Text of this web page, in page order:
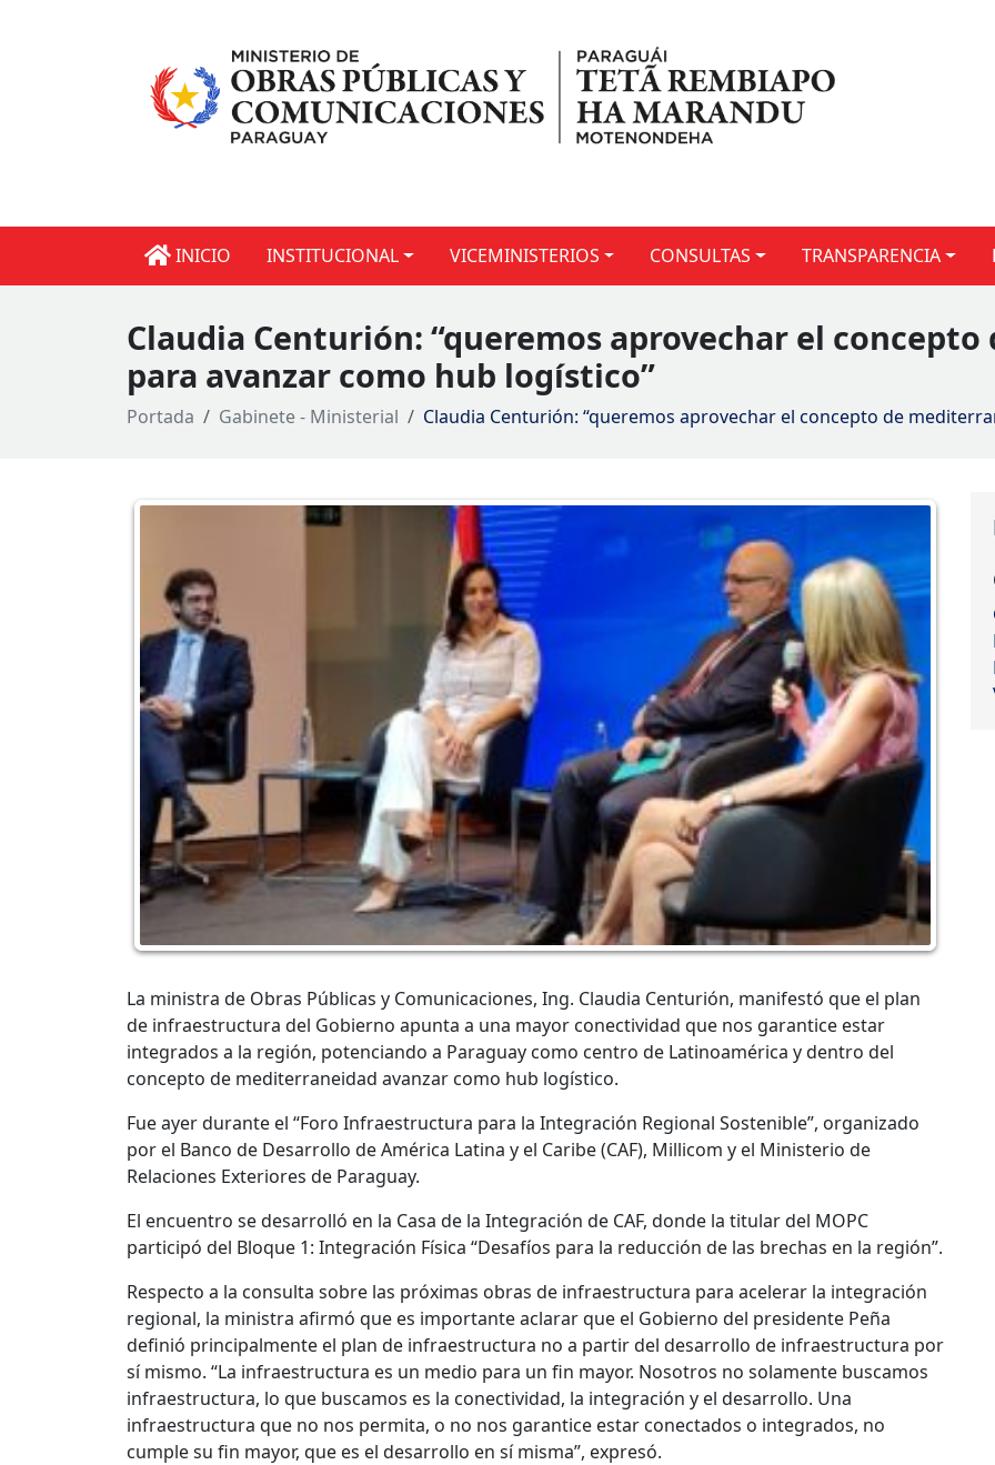
INICIO INSTITUCIONAL VICEMINISTERIOS CONSULTAS TRANSPARENCIA
Claudia Centurión: “queremos aprovechar el
para avanzar como hub logístico”
Portada Gabinete - Ministerial Claudia Centurión: “queremos aprovechar el concepto de
La ministra de Obras Públicas y Comunicaciones, Ing. Claudia Centurión, manifestó que el plan
de infraestructura del Gobierno apunta a una mayor conectividad que nos garantice estar
integrados a la región, potenciando a Paraguay como centro de Latinoamérica y dentro del
concepto de mediterraneidad avanzar como hub logístico.
Fue ayer durante el “Foro Infraestructura para la Integración Regional Sostenible”, organizado
por el Banco de Desarrollo de América Latina y el Caribe (CAF), Millicom y el Ministerio de
Relaciones Exteriores de Paraguay.
El encuentro se desarrolló en la Casa de la Integración de CAF, donde la titular del MOPC
participó del Bloque 1: Integración Física “Desafíos para la reducción de las brechas en la región”.
Respecto a la consulta sobre las próximas obras de infraestructura para acelerar la integración
regional, la ministra afirmó que es importante aclarar que el Gobierno del presidente Peña
definió principalmente el plan de infraestructura no a partir del desarrollo de infraestructura por
sí mismo. “La infraestructura es un medio para un fin mayor. Nosotros no solamente buscamos
infraestructura, lo que buscamos es la conectividad, la integración y el desarrollo. Una
infraestructura que no nos permita, o no nos garantice estar conectados o integrados, no
cumple su fin mayor, que es el desarrollo en sí misma”, expresó.